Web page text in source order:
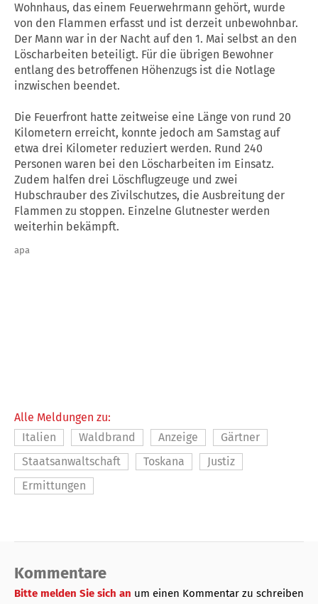
Wohnhaus, das einem Feuerwehrmann gehört, wurde
von den Flammen erfasst und ist derzeit unbewohnbar.
Der Mann war in der Nacht auf den 1. Mai selbst an den
Löscharbeiten beteiligt. Für die übrigen Bewohner
entlang des betroffenen Höhenzugs ist die Notlage
inzwischen beendet.
Die Feuerfront hatte zeitweise eine Länge von rund 20
Kilometern erreicht, konnte jedoch am Samstag auf
etwa drei Kilometer reduziert werden. Rund 240
Personen waren bei den Löscharbeiten im Einsatz.
Zudem halfen drei Löschflugzeuge und zwei
Hubschrauber des Zivilschutzes, die Ausbreitung der
Flammen zu stoppen. Einzelne Glutnester werden
weiterhin bekämpft.
apa
Alle Meldungen zu:
Italien
Waldbrand Anzeige
Gärtner
Staatsanwaltschaft
Toskana
Justiz
Ermittungen
Kommentare
Bitte melden Sie sich an um einen Kommentar zu schreiben